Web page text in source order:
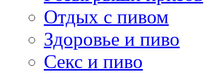
Отдых с пивом
Здоровье и пиво
Секс и пиво